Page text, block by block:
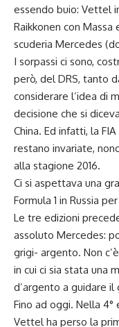
essendo buio: Vettel
Raikkonen con
scuderia Mercedes
I sorpassi ci sono,
però, del DRS, tanto
considerare l’idea di
decisione che si
China. Ed infatti, la
restano invariate,
alla stagione 2016.
Ci si aspettava una
Formula 1 in Russia
Le tre edizioni
assoluto Mercedes:
grigi- argento. Non
in cui ci sia stata una
d’argento a guidare il
Fino ad oggi. Nella 4°
Vettel ha perso la